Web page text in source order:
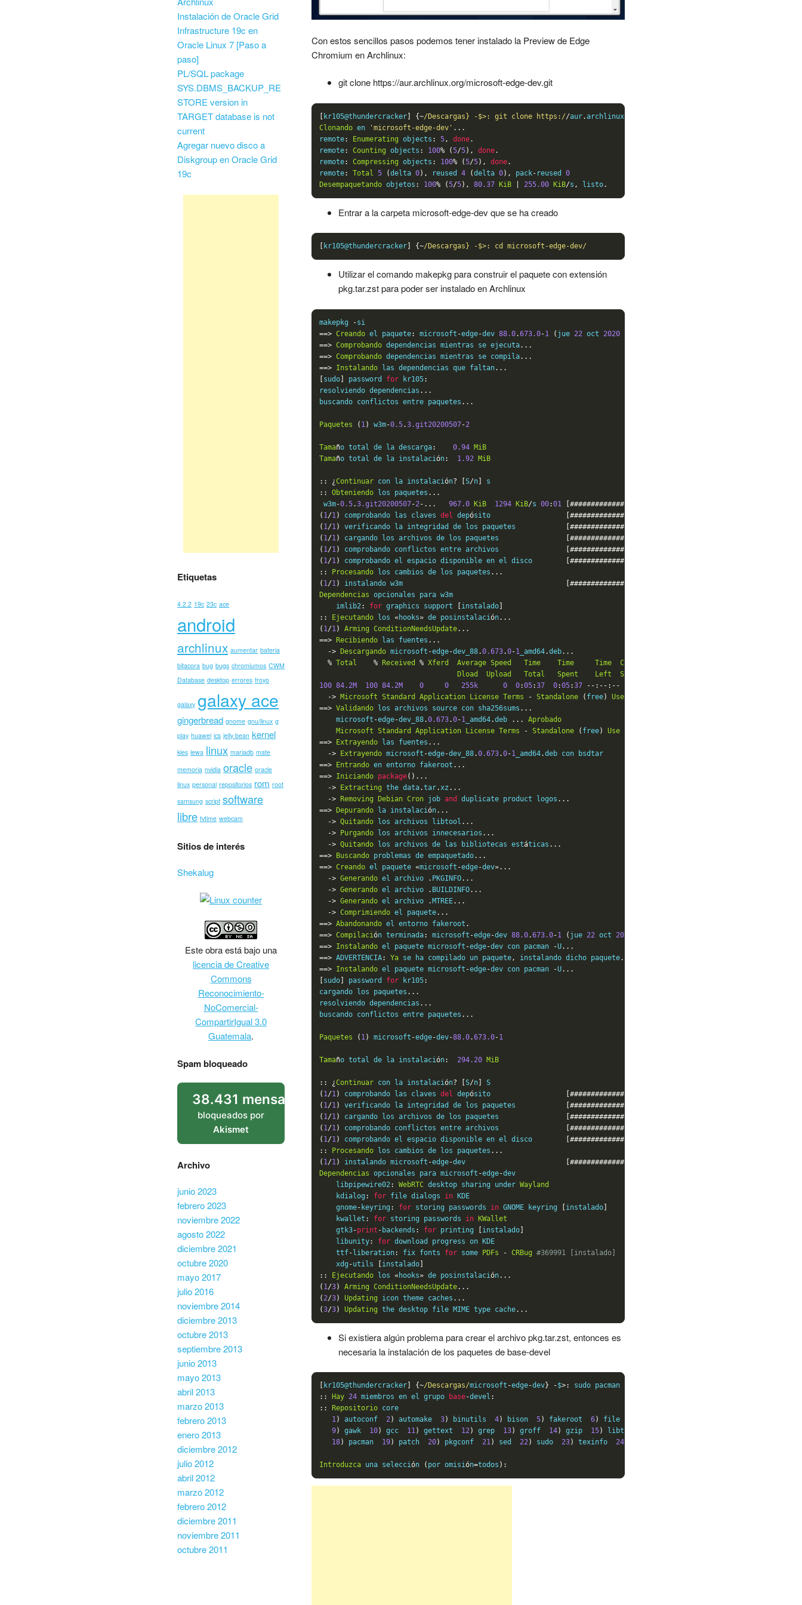
Con estos sencillos pasos podemos tener instalado la Preview de Edge
Chromium en Archlinux:
git clone https://aur.archlinux.org/microsoft-edge-dev.git
[ kr105@thundercracker] {~/Descargas} -$>: git clone https://aur.archlinux
Clonando en 'microsoft-edge-dev' ...
remote: Enumerating objects : 5 , done.
remote: Counting objects : 100% (5/5), done.
remote: Compressing objects : 100% (5/5), done.
remote: Total 5 (delta 0), reused 4 (delta 0), pack- reused 0
Desempaquetando objetos : 100% (5/5), 80.37 KiB 255.00 KiB/s , listo.
Entrar a la carpeta microsoft-edge-dev que se ha creado
kr105@thundercracker {~/Descargas} -$>: cd microsoft-edge-dev/
Utilizar el comando makepkg para construir el paquete con extensión
pkg.tar.zst para poder ser instalado en Archlinux
makepkg -
==> Creando el paquete: microsoft -edge-dev 88.0.673.0-1 ( jue 22 oct 2020
==> Comprobando dependencias mientras se ejecuta...
==> Comprobando dependencias mientras se compila...
==> Instalando las dependencias que faltan...
[sudo] password for kr105:
resolviendo dependencias ...
buscando conflictos entre paquetes ...
Paquetes ( 1 ) w3m-0.5.3.git20200507-2
Tamaño total de la descarga: 0.94 MiB
Tamaño total de la instalación: 1.92 MiB
:: ¿Continuar con la instalación? [S/n]
::
Obteniendo los paquetes ...
w3m-0.5.3.git20200507-2 -... 967.0 KiB 1294 KiB/s 00:01 [###############################]
( 1 /1 ) comprobando las claves del depósito [###############################]
( 1 /1 ) verificando la integridad de los paquetes [###############################]
( 1 /1 ) cargando los archivos de los paquetes [###############################]
( 1 /1 ) comprobando conflictos entre archivos [###############################]
( 1 /1 ) comprobando el espacio disponible en el disco [###############################]
::
Procesando los cambios de los paquetes ...
( 1 /1 ) instalando w3m [###############################]
Dependencias opcionales para w3m
    imlib2
: for graphics support [instalado]
::
Ejecutando los « hooks» de posinstalación...
( 1 /1 ) Arming ConditionNeedsUpdate...
==> Recibiendo las fuentes ...
-> Descargando microsoft -edge-dev_88.0.673.0-1 _amd64.deb...
% Total % Received % Xferd Average Speed Time Time Time
Current
Dload
Upload Total Spent Left
Speed
100 84.2M 100 84.2M 0 0 255k 0 0:05:37 0:05:37 --:--:--
-> Microsoft Standard Application License Terms - Standalone ( free) Use
==> Validando los archivos source con sha256sums ...
    microsoft
-edge-dev_88.0.673.0-1 _amd64.deb ...
Aprobado
Microsoft Standard Application License Terms - Standalone ( free) Use
==> Extrayendo las fuentes ...
-> Extrayendo microsoft -edge-dev_88.0.673.0-1 _amd64.
==> Entrando en entorno fakeroot ...
==> Iniciando package()...
-> Extracting the data.tar. xz ...
-> Removing Debian Cron job and duplicate product logos ...
==> Depurando la instalación...
-> Quitando los archivos libtool ...
-> Purgando los archivos innecesarios ...
-> Quitando los archivos de las bibliotecas estáticas ...
==> Buscando problemas de empaquetado...
==> Creando el paquete «microsoft -edge-dev»...
-> Generando el archivo . PKGINFO...
-> Generando el archivo . BUILDINFO...
-> Generando el archivo .MTREE...
-> Comprimiendo el paquete...
==> Abandonando el entorno fakeroot .
==> Compilación terminada: microsoft -edge-dev 88.0.673.0-1 ( jue 22 oct 2020
==> Instalando el paquete microsoft -edge-dev con pacman -U...
==> ADVERTENCIA: Ya se ha compilado un paquete , instalando dicho paquete...
==> Instalando el paquete microsoft -edge-dev con pacman -U...
[sudo] password for kr105:
cargando los paquetes ...
resolviendo dependencias ...
buscando conflictos entre paquetes ...
Paquetes ( 1 ) microsoft -edge-dev-88.0.673.0-1
Tamaño total de la instalación: 294.20 MiB
:: ¿Continuar con la instalación? [S/n]
( 1 /1 ) comprobando las claves del depósito [###############################]
( 1 /1 ) verificando la integridad de los paquetes [###############################]
( 1 /1 ) cargando los archivos de los paquetes [###############################]
( 1 /1 ) comprobando conflictos entre archivos [###############################]
( 1 /1 ) comprobando el espacio disponible en el disco [###############################]
::
Procesando los cambios de los paquetes ...
( 1 /1 ) instalando microsoft -edge-dev [###############################]
Dependencias opcionales para microsoft -edge-dev
    libpipewire02
: WebRTC desktop sharing under Wayland
    kdialog
: for file dialogs in KDE
    gnome
- keyring : for storing passwords in GNOME keyring [instalado]
    kwallet
: for storing passwords in KWallet
    gtk3
-print - backends : for printing [instalado]
    libunity
: for download progress on KDE
    ttf
-liberation: fix fonts for some PDFs - CRBug #369991 [instalado]
    xdg
-utils [instalado]
::
Ejecutando los « hooks» de posinstalación...
( 1 /3) Arming ConditionNeedsUpdate...
( 2/3) Updating icon theme caches ...
(3/3) Updating the desktop file MIME type cache...
Si existiera algún problema para crear el archivo pkg.tar.zst, entonces es
necesaria la instalación de los paquetes de base-devel
kr105@thundercracker {~/Descargas/microsoft -edge-dev} -$>: sudo pacman
::
Hay 24 miembros en el grupo base-devel :
::
Repositorio core
1) autoconf 2) automake 3) binutils 4) bison 5) fakeroot 6) file
9) gawk 10) gcc 11) gettext 12) grep 13) groff 14) gzip 15) libtool
18) pacman 19) patch 20) pkgconf 21) sed 22) sudo 23) texinfo 24
Introduzca una selección ( por omisión=todos ):
Instalación de Oracle Grid
Infrastructure 19c en
Oracle Linux 7 [Paso a
paso]
PL/SQL package
SYS.DBMS_BACKUP_RE
STORE version in
TARGET database is not
current
Agregar nuevo disco a
Diskgroup en Oracle Grid
19c
Etiquetas
4.2.2 19c 23c ace
android
archlinux aumentar bateria
bitacora bug bugs chromiumos CWM
Database desktop errores froyo
galaxy galaxy ace
gingerbread gnome gnu/linux g
play huawei ics jelly bean kernel
kies lewa linux mariadb mate
memoria nvidia oracle oracle
linux personal repositorios rom root
samsung script software
libre tvtime webcam
Sitios de interés
Shekalug
Esteobraestá bajo una
licencia de Creative
Commons
Reconocimiento-
NoComercial-
CompartirIgual 3.0
Guatemala.
Spam bloqueado
38.431 mensajes de spam
bloqueados por
Akismet
Archivo
junio 2023
febrero 2023
noviembre 2022
agosto 2022
diciembre 2021
octubre 2020
mayo 2017
julio 2016
noviembre 2014
diciembre 2013
octubre 2013
septiembre 2013
junio 2013
mayo 2013
abril 2013
marzo 2013
febrero 2013
enero 2013
diciembre 2012
julio 2012
abril 2012
marzo 2012
febrero 2012
diciembre 2011
noviembre 2011
octubre 2011